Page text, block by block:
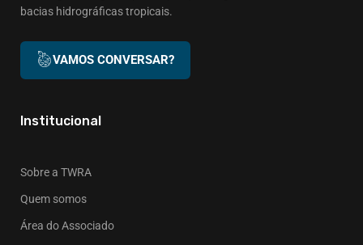
bacias hidrográficas tropicais.
VAMOS CONVERSAR?
Institucional
Sobre a TWRA
Quem somos
Área do Associado